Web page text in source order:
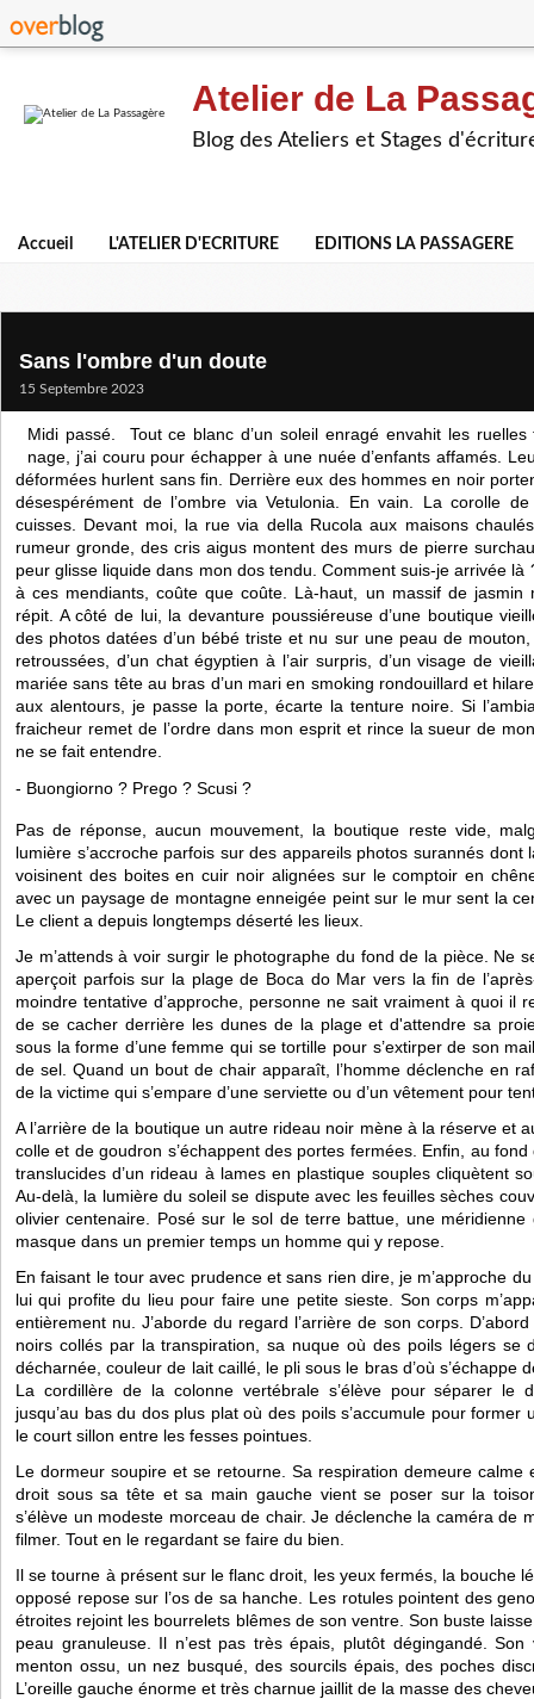
Atelier de La
Blog des Ateliers et Stages
Accueil L'ATELIER D'ECRITURE EDITIONS LA PASSAGERE
Sans l'ombre d'un doute
15 Septembre 2023
Midi passé. Tout ce blanc d’un soleil enragé envahit les ruelles
nage, j’ai couru pour échapper à une nuée d’enfants affamés.
déformées hurlent sans fin. Derrière eux des hommes en noir
désespérément de l’ombre via Vetulonia. En vain. La corolle
cuisses. Devant moi, la rue via della Rucola aux maisons
rumeur gronde, des cris aigus montent des murs de pierre
peur glisse liquide dans mon dos tendu. Comment suis-je arrivée là
à ces mendiants, coûte que coûte. Là-haut, un massif de jasmin
répit. A côté de lui, la devanture poussiéreuse d’une boutique
des photos datées d’un bébé triste et nu sur une peau de
retroussées, d’un chat égyptien à l’air surpris, d’un visage de
mariée sans tête au bras d’un mari en smoking rondouillard et
aux alentours, je passe la porte, écarte la tenture noire. Si
fraicheur remet de l’ordre dans mon esprit et rince la sueur de
ne se fait entendre.
- Buongiorno ? Prego ? Scusi ?
Pas de réponse, aucun mouvement, la boutique reste vide,
lumière s’accroche parfois sur des appareils photos surannés
voisinent des boites en cuir noir alignées sur le comptoir en
avec un paysage de montagne enneigée peint sur le mur sent la
Le client a depuis longtemps déserté les lieux.
Je m’attends à voir surgir le photographe du fond de la pièce. Ne
aperçoit parfois sur la plage de Boca do Mar vers la fin de
moindre tentative d’approche, personne ne sait vraiment à quoi il
de se cacher derrière les dunes de la plage et d'attendre sa
sous la forme d’une femme qui se tortille pour s’extirper de son
de sel. Quand un bout de chair apparaît, l’homme déclenche en
de la victime qui s’empare d’une serviette ou d’un vêtement pour
A l’arrière de la boutique un autre rideau noir mène à la réserve et
colle et de goudron s’échappent des portes fermées. Enfin, au
translucides d’un rideau à lames en plastique souples cliquètent
Au-delà, la lumière du soleil se dispute avec les feuilles sèches
olivier centenaire. Posé sur le sol de terre battue, une méridienne
masque dans un premier temps un homme qui y repose.
En faisant le tour avec prudence et sans rien dire, je m’approche
lui qui profite du lieu pour faire une petite sieste. Son corps
entièrement nu. J’aborde du regard l’arrière de son corps.
noirs collés par la transpiration, sa nuque où des poils légers se
décharnée, couleur de lait caillé, le pli sous le bras d’où s’échappe
La cordillère de la colonne vertébrale s’élève pour séparer le
jusqu’au bas du dos plus plat où des poils s’accumule pour former
le court sillon entre les fesses pointues.
Le dormeur soupire et se retourne. Sa respiration demeure calme
droit sous sa tête et sa main gauche vient se poser sur la
s’élève un modeste morceau de chair. Je déclenche la caméra de
filmer. Tout en le regardant se faire du bien.
Il se tourne à présent sur le flanc droit, les yeux fermés, la bouche
opposé repose sur l’os de sa hanche. Les rotules pointent des
étroites rejoint les bourrelets blêmes de son ventre. Son buste
peau granuleuse. Il n’est pas très épais, plutôt dégingandé.
menton ossu, un nez busqué, des sourcils épais, des poches
L’oreille gauche énorme et très charnue jaillit de la masse des